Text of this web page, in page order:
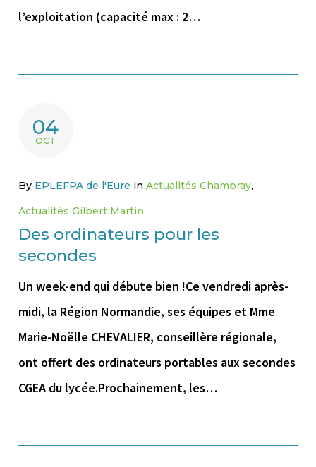
l’exploitation (capacité max : 2…
04
OCT
By EPLEFPA de l'Eure in Actualités Chambray,
Actualités Gilbert Martin
Des ordinateurs pour les
secondes
Un week-end qui débute bien !Ce vendredi après-
midi, la Région Normandie, ses équipes et Mme
Marie-Noëlle CHEVALIER, conseillère régionale,
ont offert des ordinateurs portables aux secondes
CGEA du lycée.Prochainement, les…